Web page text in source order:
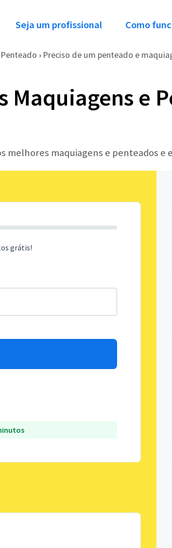
Seja um profissional Como
› Preciso de um penteado e
Maquiagens e
melhores maquiagens e penteados
grátis!